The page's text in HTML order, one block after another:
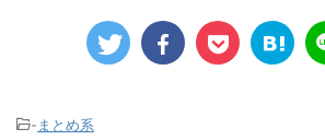
- まとめ系